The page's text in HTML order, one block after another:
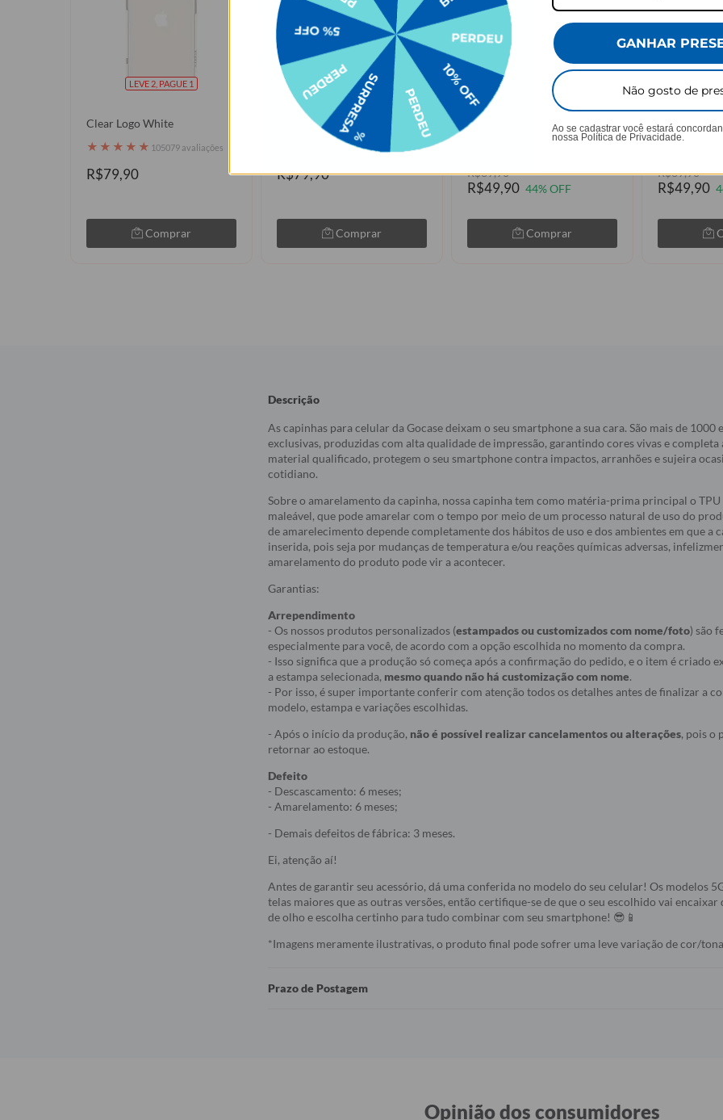
LEVE 2, PAGUE 1
Clear Logo White
★ ★ ★ ★ ★ 105079 avaliações
R$79,90
Comprar
LEVE 2, PAGUE 1
Personalize com sua Foto
105079 avaliações
R$79,90
Comprar
LEVE 2, PAGUE 1
Delicate Bloom
R$89,90
R$49,90 44% OFF
Comprar
Safari Glam
R$89,90
R$49,90
Descrição
As capinhas para celular da Gocase deixam o seu smartphone a sua cara. São mais de 1000
exclusivas, produzidas com alta qualidade de impressão, garantindo cores vivas e completa
material qualificado, protegem o seu smartphone contra impactos, arranhões e sujeira
cotidiano.
Sobre o amarelamento da capinha, nossa capinha tem como matéria-prima principal o
maleável, que pode amarelar com o tempo por meio de um processo natural de uso do
de amarelecimento depende completamente dos hábitos de uso e dos ambientes em que a
inserida, pois seja por mudanças de temperatura e/ou reações químicas adversas,
amarelamento do produto pode vir a acontecer.
Garantias:
Arrependimento
- Os nossos produtos personalizados (estampados ou customizados com nome/foto) são
especialmente para você, de acordo com a opção escolhida no momento da compra.
- Isso significa que a produção só começa após a confirmação do pedido, e o item é criado
a estampa selecionada, mesmo quando não há customização com nome.
- Por isso, é super importante conferir com atenção todos os detalhes antes de finalizar a
modelo, estampa e variações escolhidas.
- Após o início da produção, não é possível realizar cancelamentos ou alterações, pois o
retornar ao estoque.
Defeito
- Descascamento: 6 meses;
- Amarelamento: 6 meses;
- Demais defeitos de fábrica: 3 meses.
Ei, atenção aí!
Antes de garantir seu acessório, dá uma conferida no modelo do seu celular! Os modelos
telas maiores que as outras versões, então certifique-se de que o seu escolhido vai
de olho e escolha certinho para tudo combinar com seu smartphone! 😎📱
*Imagens meramente ilustrativas, o produto final pode sofrer uma leve variação de cor/
Prazo de Postagem
Opinião dos consumidores
GANHAR
Não gosto de
Ao se cadastrar você estará
nossa Política de Privacidade.